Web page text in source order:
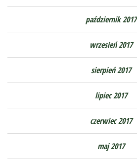
październik 2017
wrzesień 2017
sierpień 2017
lipiec 2017
czerwiec 2017
maj 2017